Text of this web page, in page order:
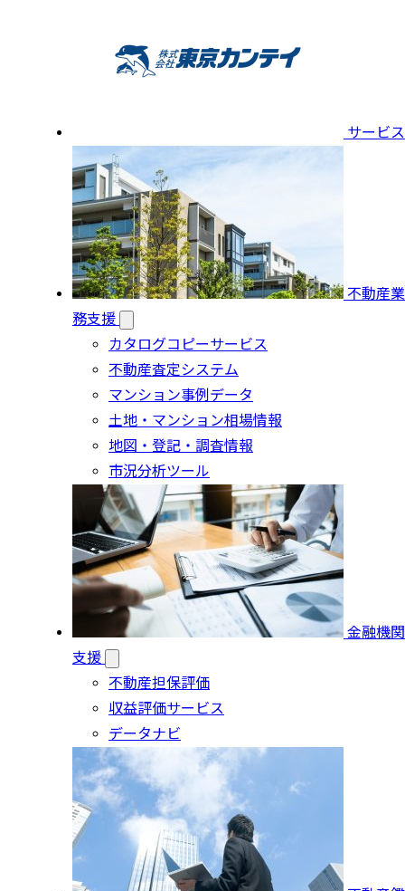
サービス
不動産業
務支援
カタログコピーサービス
不動産査定システム
マンション事例データ
土地・マンション相場情報
地図・登記・調査情報
市況分析ツール
金融機関
支援
不動産担保評価
収益評価サービス
データナビ